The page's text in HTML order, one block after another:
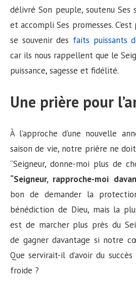
délivré Son peuple, soutenu Ses
et accompli Ses promesses.
se souvenir des faits puissants
car ils nous rappellent que le
puissance, sagesse et fidélité.
Une prière pour
À l’approche d’une nouvelle
saison de vie, notre prière ne
“Seigneur, donne-moi plus de
“Seigneur, rapproche-moi
bon de demander la
bénédiction de Dieu, mais la
est de marcher plus près du
de gagner davantage si notre
Que servirait-il d’avoir du
froide ?